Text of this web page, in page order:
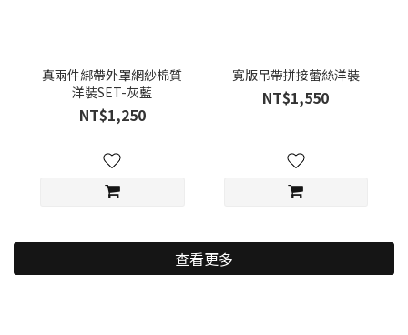
真兩件綁帶外罩網紗棉質
洋裝SET-灰藍
NT$1,250
寬版吊帶拼接蕾絲洋裝
NT$1,550
查看更多